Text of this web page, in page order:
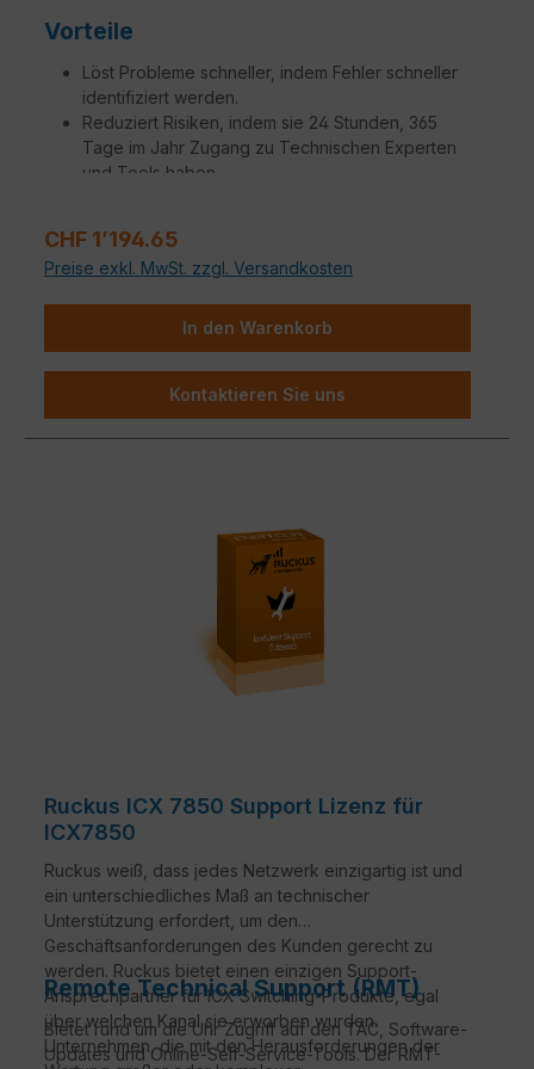
Vorteile
Löst Probleme schneller, indem Fehler schneller
identifiziert werden.
Reduziert Risiken, indem sie 24 Stunden, 365
Tage im Jahr Zugang zu Technischen Experten
und Tools haben.
gerecht zu werden.
Steigerung der Betriebseffizienz, um
Ingenieure produktiver zu machen.
Zusätzliche Aufträge, die auf spezifische
Kundenbedürfnisse zugeschnitten sind, stehen
zur Verfügung.
Verkaufspreis:
CHF 1’194.65
Preise exkl. MwSt. zzgl. Versandkosten
In den Warenkorb
Kontaktieren Sie uns
Ruckus ICX 7850 Support Lizenz für
ICX7850
Ruckus weiß, dass jedes Netzwerk einzigartig ist und
ein unterschiedliches Maß an technischer
Unterstützung erfordert, um den
Geschäftsanforderungen des Kunden gerecht zu
werden. Ruckus bietet einen einzigen Support-
Ansprechpartner für ICX Switching-Produkte, egal
über welchen Kanal sie erworben wurden.
Unternehmen, die mit den Herausforderungen der
Remote Technical Support (RMT)
Bietet rund um die Uhr Zugriff auf den TAC, Software-
Updates und Online-Self-Service-Tools. Der RMT-